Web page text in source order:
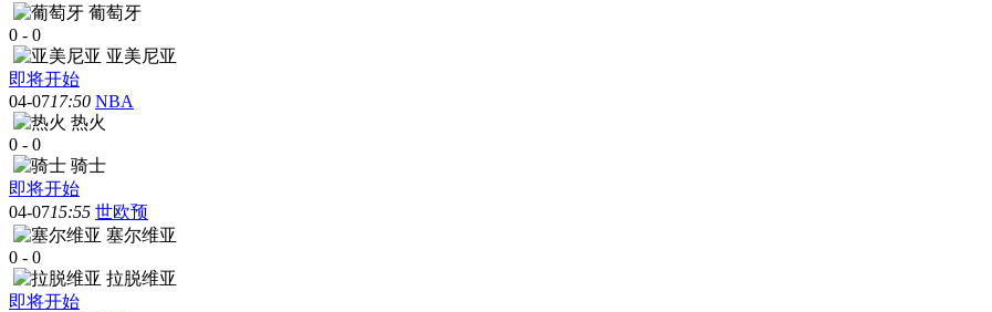
葡萄牙
0 - 0
亚美尼亚
即将开始
04-0717:50 NBA
热火
0 - 0
骑士
即将开始
04-0715:55 世欧预
塞尔维亚
0 - 0
拉脱维亚
即将开始